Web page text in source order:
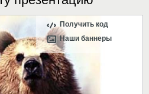
Получить код
Наши баннеры